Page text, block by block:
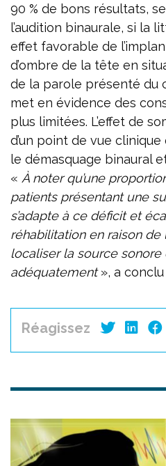
90 % de bons résultats,
l’audition binaurale, si la
effet favorable de
d’ombre de la tête en
de la parole présenté du
met en évidence des
plus limitées. L’effet de
d’un point de vue
le démasquage binaural
« À noter qu’une
patients présentant une
s’adapte à ce déficit et
réhabilitation en raison
localiser la source sonore
adéquatement», a conclu
Réagissez